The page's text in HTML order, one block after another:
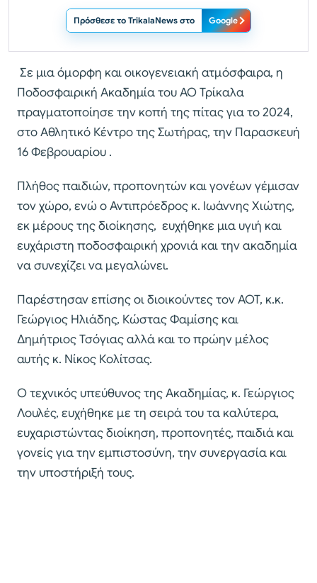
Πρόσθεσε το TrikalaNews στο Google
Σε μια όμορφη και οικογενειακή ατμόσφαιρα, η
Ποδοσφαιρική Ακαδημία του ΑΟ Τρίκαλα
πραγματοποίησε την κοπή της πίτας για το 2024,
στο Αθλητικό Κέντρο της Σωτήρας, την Παρασκευή
16 Φεβρουαρίου .
Πλήθος παιδιών, προπονητών και γονέων γέμισαν
τον χώρο, ενώ ο Αντιπρόεδρος κ. Ιωάννης Χιώτης,
εκ μέρους της διοίκησης, ευχήθηκε μια υγιή και
ευχάριστη ποδοσφαιρική χρονιά και την ακαδημία
να συνεχίζει να μεγαλώνει.
Παρέστησαν επίσης οι διοικούντες τον ΑΟΤ, κ.κ.
Γεώργιος Ηλιάδης, Κώστας Φαμίσης και
Δημήτριος Τσόγιας αλλά και το πρώην μέλος
αυτής κ. Νίκος Κολίτσας.
Ο τεχνικός υπεύθυνος της Ακαδημίας, κ. Γεώργιος
Λουλές, ευχήθηκε με τη σειρά του τα καλύτερα,
ευχαριστώντας διοίκηση, προπονητές, παιδιά και
γονείς για την εμπιστοσύνη, την συνεργασία και
την υποστήριξή τους.